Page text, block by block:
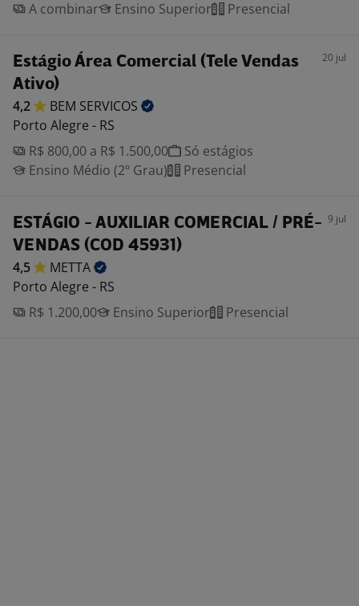
A combinar Ensino Superior Presencial
Estágio Área Comercial (Tele Vendas
Ativo)
20 jul
4,2 BEM SERVICOS
Porto Alegre - RS
R$ 800,00 a R$ 1.500,00
Só estágios
Ensino Médio (2º Grau)
Presencial
ESTÁGIO - AUXILIAR COMERCIAL / PRÉ-
VENDAS (COD 45931)
9 jul
4,5
METTA
Porto Alegre - RS
R$ 1.200,00
Ensino Superior Presencial